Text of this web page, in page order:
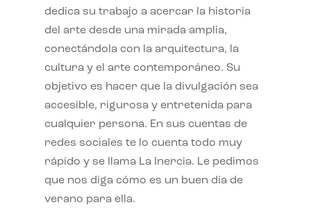
dedica su trabajo a acercar la historia
del arte desde una mirada amplia,
conectándola con la arquitectura, la
cultura y el arte contemporáneo. Su
objetivo es hacer que la divulgación sea
accesible, rigurosa y entretenida para
cualquier persona. En sus cuentas de
redes sociales te lo cuenta todo muy
rápido y se llama La Inercia. Le pedimos
que nos diga cómo es un buen día de
verano para ella.